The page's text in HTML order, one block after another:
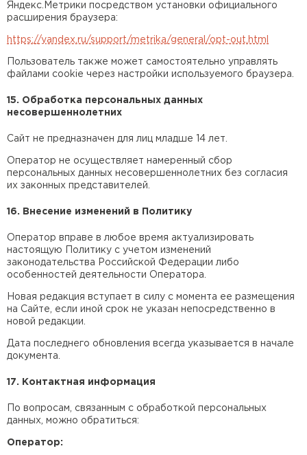
Яндекс.Метрики посредством установки официального
расширения браузера:
https://yandex.ru/support/metrika/general/opt-out.html
Пользователь также может самостоятельно управлять
файлами cookie через настройки используемого браузера.
15. Обработка персональных данных
несовершеннолетних
Сайт не предназначен для лиц младше 14 лет.
Оператор не осуществляет намеренный сбор
персональных данных несовершеннолетних без согласия
их законных представителей.
16. Внесение изменений в Политику
Оператор вправе в любое время актуализировать
настоящую Политику с учетом изменений
законодательства Российской Федерации либо
особенностей деятельности Оператора.
Новая редакция вступает в силу с момента ее размещения
на Сайте, если иной срок не указан непосредственно в
новой редакции.
Дата последнего обновления всегда указывается в начале
документа.
17. Контактная информация
По вопросам, связанным с обработкой персональных
данных, можно обратиться:
Оператор: